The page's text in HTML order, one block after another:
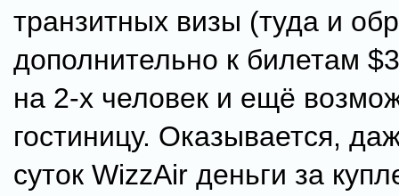
транзитных визы (туда и
дополнительно к билетам
на 2-х человек и ещё
гостиницу. Оказывается,
суток WizzAir деньги за